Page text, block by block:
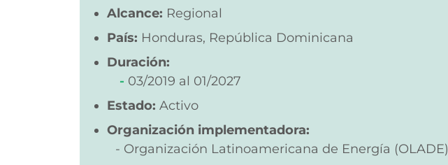
Alcance: Regional
País: Honduras, República Dominicana
Duración:
03/2019
01/2027
Estado: Activo
Organización implementadora:
Organización Latinoamericana de Energía (OLADE)